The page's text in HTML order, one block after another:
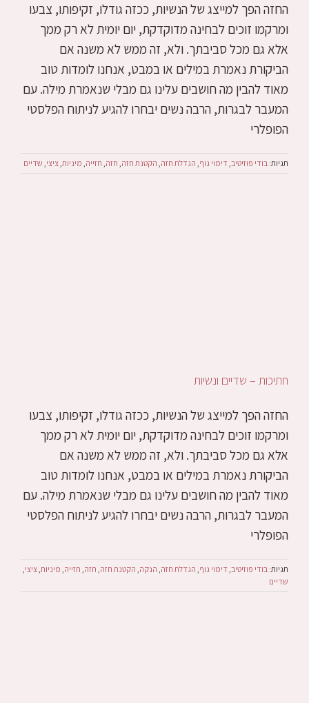
החזה הפך למייצג של הנשיות, ככזה גודלו, זקיפותו, צבעו
ומרקמו זוכים לבחינה מדוקדקת, יום יומית לא רק ממך
אלא גם מכל סביבתך. ולא, זה ממש לא משנה אם
הביקורת נאמרת במילים או במבט, אנחנו לומדות טוב
מאוד להבין מה חושבים עלינו גם מבלי שנאמרת מילה. עם
המעבר לבגרות, הרבה נשים יבחרו להגיע לניתוח הפלסטי
הפופלרי
תגיות: בודי פוזיטיב, דימוי גוף, הגדלת חזה, הקטנת חזה, חזה, חזייה, מיניות,ציצי, שדיים
חתיכות – שדיים ונשיות
החזה הפך למייצג של הנשיות, ככזה גודלו, זקיפותו, צבעו
ומרקמו זוכים לבחינה מדוקדקת, יום יומית לא רק ממך
אלא גם מכל סביבתך. ולא, זה ממש לא משנה אם
הביקורת נאמרת במילים או במבט, אנחנו לומדות טוב
מאוד להבין מה חושבים עלינו גם מבלי שנאמרת מילה. עם
המעבר לבגרות, הרבה נשים יבחרו להגיע לניתוח הפלסטי
הפופלרי
תגיות: בודי פוזיטיב, דימוי גוף, הגדלת חזה, הנקה, הקטנת חזה, חזה, חזייה, מיניות,ציצי,
שדיים